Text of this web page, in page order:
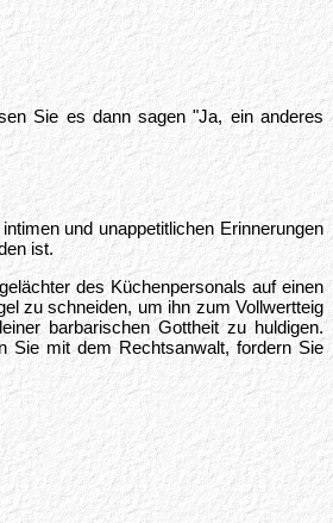
Sie es dann sagen "Ja, ein anderes
und unappetitlichen Erinnerungen
ist.
des Küchenpersonals auf einen
zu schneiden, um ihn zum Vollwertteig
barbarischen Gottheit zu huldigen.
Sie mit dem Rechtsanwalt, fordern Sie